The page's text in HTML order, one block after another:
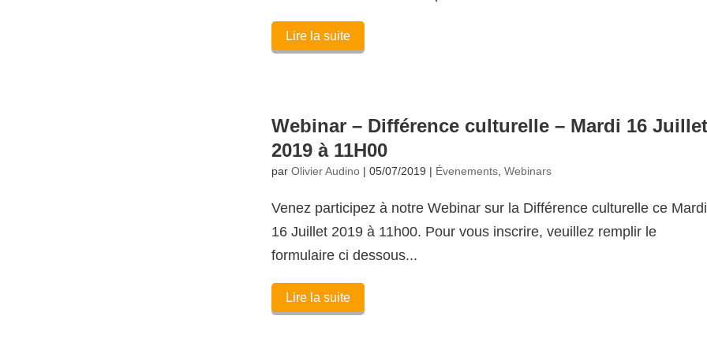
Lire la suite
Webinar – Différence culturelle – Mardi 16
2019 à 11H00
parOlivier Audino |05/07/2019 | Évenements ,Webinars
Venez participez à notre Webinar sur la Différence culturelle ce Mardi
16 Juillet 2019 à 11h00. Pour vous inscrire, veuillez remplir le
formulaire ci dessous...
Lire la suite